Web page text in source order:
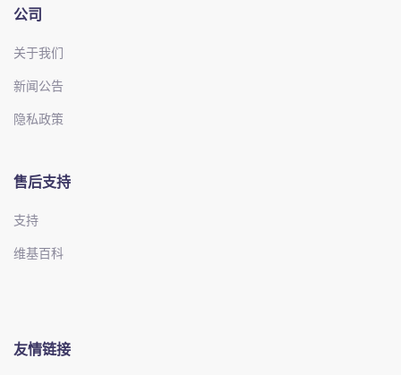
公司
关于我们
新闻公告
隐私政策
售后支持
支持
维基百科
友情链接